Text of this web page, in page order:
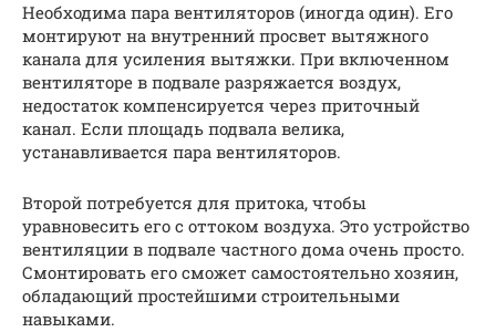
Необходима пара вентиляторов (иногда один). Его
монтируют на внутренний просвет вытяжного
канала для усиления вытяжки. При включенном
вентиляторе в подвале разряжается воздух,
недостаток компенсируется через приточный
канал. Если площадь подвала велика,
устанавливается пара вентиляторов.
Второй потребуется для притока, чтобы
уравновесить его с оттоком воздуха. Это устройство
вентиляции в подвале частного дома очень просто.
Смонтировать его сможет самостоятельно хозяин,
обладающий простейшими строительными
навыками.